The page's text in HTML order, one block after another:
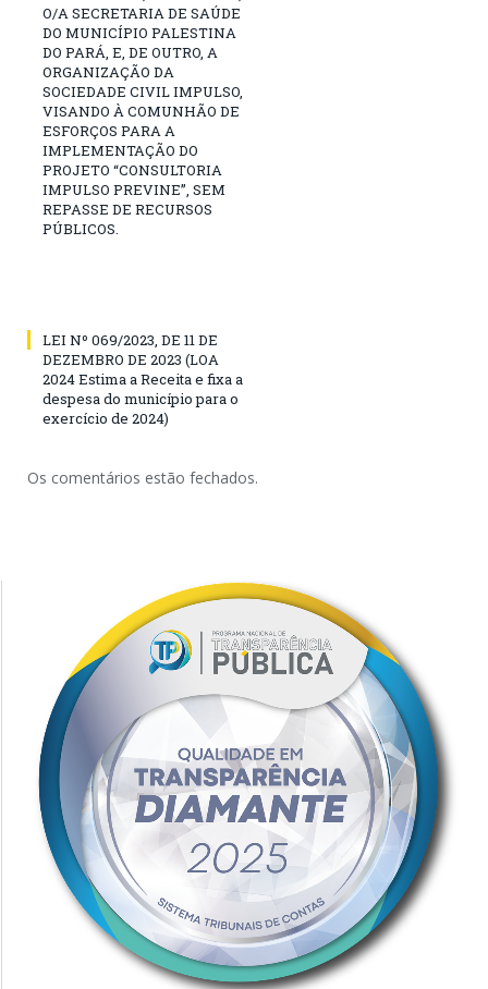
O/A SECRETARIA DE SAÚDE
DO MUNICÍPIO PALESTINA
DO PARÁ, E, DE OUTRO, A
ORGANIZAÇÃO DA
SOCIEDADE CIVIL IMPULSO,
VISANDO À COMUNHÃO DE
ESFORÇOS PARA A
IMPLEMENTAÇÃO DO
PROJETO “CONSULTORIA
IMPULSO PREVINE”, SEM
REPASSE DE RECURSOS
PÚBLICOS.
LEI Nº 069/2023, DE 11 DE
DEZEMBRO DE 2023 (LOA
2024 Estima a Receita e fixa a
despesa do município para o
exercício de 2024)
Os comentários estão fechados.